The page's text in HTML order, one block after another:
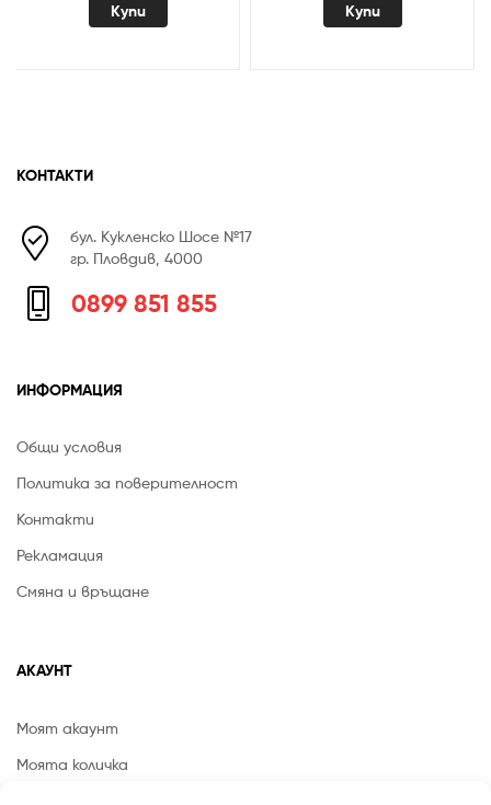
Купи Купи
КОНТАКТИ
бул. Кукленско Шосе №17
гр. Пловдив, 4000
0899 851 855
ИНФОРМАЦИЯ
Общи условия
Политика за поверителност
Контакти
Рекламация
Смяна и връщане
АКАУНТ
Моят акаунт
Моята количка